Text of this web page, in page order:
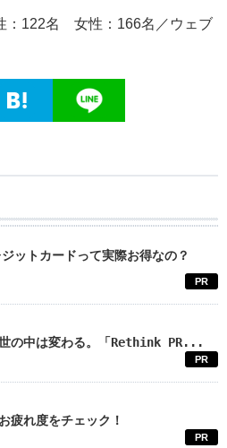
：122名 女性：166名／ウェブ
ットカードって実際お得なの？
PR
の中は変わる。「Rethink PR...
PR
疲れ度をチェック！
PR